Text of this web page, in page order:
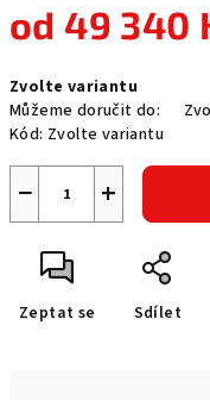
od49 340
cena:
Zvolte variantu
Můžeme doručit do:
Kód: Zvolte variantu
+
−
Zeptat se Sdílet